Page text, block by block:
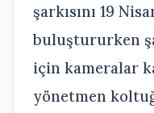
şarkısını 19
buluştururken
için kameralar
yönetmen